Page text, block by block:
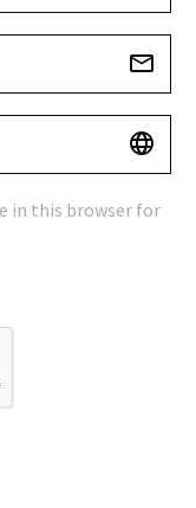
in this browser for